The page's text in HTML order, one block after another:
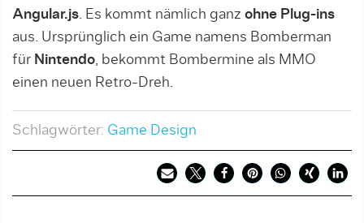
Angular.js. Es kommt nämlich ganz ohne Plug-ins
aus. Ursprünglich ein Game namens Bomberman
für Nintendo, bekommt Bombermine als MMO
einen neuen Retro-Dreh.
Schlagwörter: Game Design